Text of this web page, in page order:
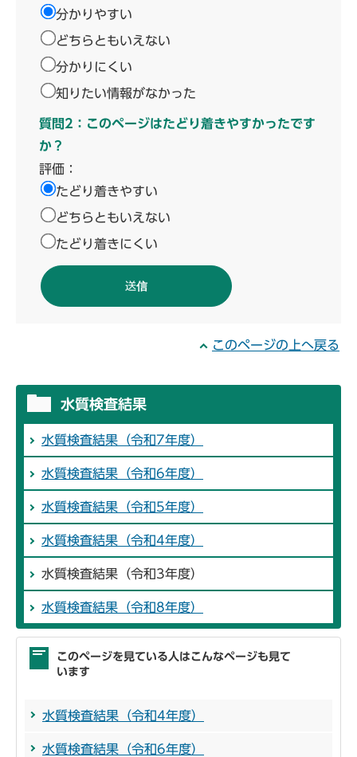
分かりやすい
どちらともいえない
分かりにくい
知りたい情報がなかった
質問2：このページはたどり着きやすかったです
か？
評価：
たどり着きやすい
どちらともいえない
たどり着きにくい
このページの上へ戻る
水質検査結果
水質検査結果（令和7年度）
水質検査結果（令和6年度）
水質検査結果（令和5年度）
水質検査結果（令和4年度）
水質検査結果（令和3年度）
水質検査結果（令和8年度）
このページを見ている人はこんなページも見て
います
水質検査結果（令和4年度）
水質検査結果（令和6年度）